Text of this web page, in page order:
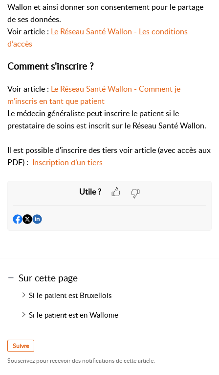
Wallon et ainsi donner son consentement pour le partage
de ses données.
Voir article : Le Réseau Santé Wallon - Les conditions
d’accès
Comment s'inscrire ?
Voir article : Le Réseau Santé Wallon - Comment je
m’inscris en tant que patient
Le médecin généraliste peut inscrire le patient si le
prestataire de soins est inscrit sur le Réseau Santé Wallon.
Il est possible d'inscrire des tiers voir article (avec accès aux
PDF) : Inscription d’un tiers
Utile ?
Sur cette page
Si le patient est Bruxellois
Si le patient est en Wallonie
Suivre
Souscrivez pour recevoir des notifications de cette article.